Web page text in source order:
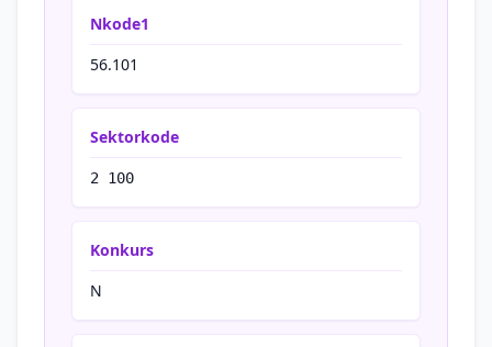
Nkode1
56.101
Sektorkode
2 100
Konkurs
N